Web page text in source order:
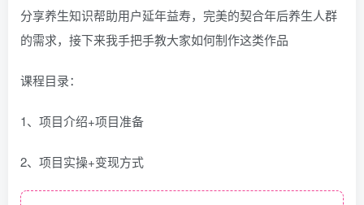
分享养生知识帮助用户延年益寿，完美的契合年后养生人群
的需求，接下来我手把手教大家如何制作这类作品
课程目录：
1、项目介绍+项目准备
2、项目实操+变现方式